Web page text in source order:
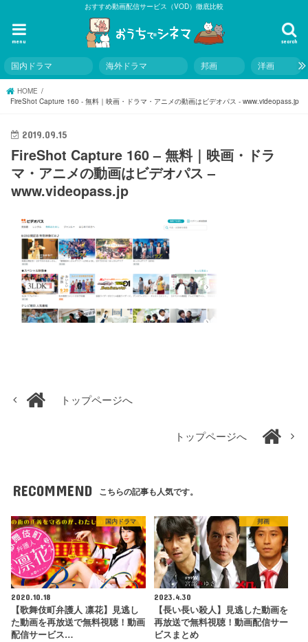
おすすめ動画配信サービス（VOD）徹底比較
search
menu
国内ドラマ 海外ドラマ 邦画 洋画
HOME
FireShot Capture 160 - 無料｜映画・ドラマ・アニメの動画はビデオパス - www.videopass.jp
2019.09.15
FireShot Capture 160 – 無料｜映画・ドラ
マ・アニメの動画はビデオパス –
www.videopass.jp
トップページへ
トップページへ
RECOMMEND こちらの記事も人気です。
国内ドラマ
2020.10.18
【歌舞伎町弁護人 凛花】見逃し
た動画を再放送で無料視聴！動画
配信サービス…
邦画
2023.4.30
【長い長い殺人】見逃した動画を
再放送で無料視聴！動画配信サー
ビスまとめ